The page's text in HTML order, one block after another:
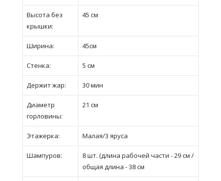
Высота без
крышки:
45 см
Ширина: 45см
Стенка: 5 см
Держит жар: 30 мин
Диаметр
горловины:
21 см
Этажерка: Малая/3 яруса
Шампуров:
8 шт. (длина рабочей части - 29 см /
общая длина - 38 см